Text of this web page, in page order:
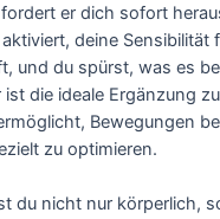
er dich sofort
deine Sensibilität
und du spürst, was es
die ideale Ergänzung
Bewegungen
zu optimieren.
du nicht nur körperlich,